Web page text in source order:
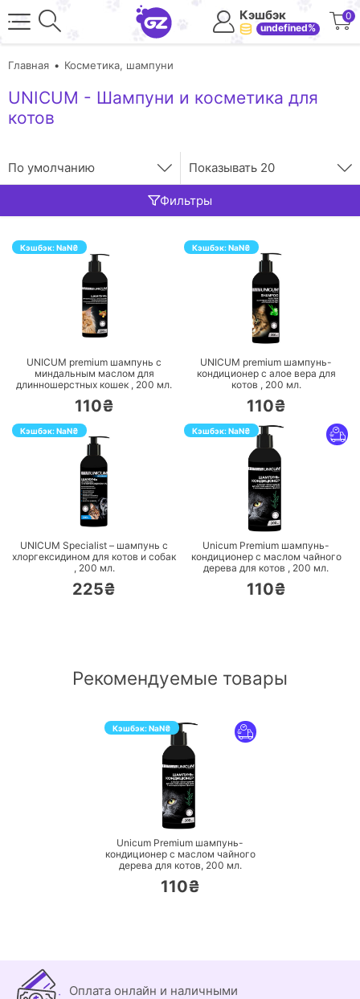
Кэшбэк
undefined%
0
Главная Косметика, шампуни
UNICUM - Шампуни и косметика для
котов
По умолчанию Показывать 20
Фильтры
Кэшбэк:NaN₴
ПЕРЕЙТИ
UNICUM premium шампунь с
миндальным маслом для
длинношерстных кошек , 200 мл.
110₴
Кэшбэк:NaN₴
ПЕРЕЙТИ
UNICUM premium шампунь-
кондиционер с алое вера для
котов , 200 мл.
110₴
Кэшбэк:NaN₴
ПЕРЕЙТИ
UNICUM Specialist – шампунь с
хлоргексидином для котов и собак
, 200 мл.
225₴
Кэшбэк:NaN₴
ПЕРЕЙТИ
Unicum Premium шампунь-
кондиционер с маслом чайного
дерева для котов , 200 мл.
110₴
Рекомендуемые товары
Кэшбэк:NaN₴
ПЕРЕЙТИ
Unicum Premium шампунь-
кондиционер с маслом чайного
дерева для котов, 200 мл.
110₴
Оплата онлайн и наличными